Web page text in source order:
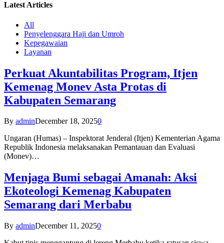
Latest Articles
All
Penyelenggara Haji dan Umroh
Kepegawaian
Layanan
Perkuat Akuntabilitas Program, Itjen
Kemenag Monev Asta Protas di
Kabupaten Semarang
By adminDecember 18, 20250
Ungaran (Humas) – Inspektorat Jenderal (Itjen) Kementerian Agama
Republik Indonesia melaksanakan Pemantauan dan Evaluasi
(Monev)…
Menjaga Bumi sebagai Amanah: Aksi
Ekoteologi Kemenag Kabupaten
Semarang dari Merbabu
By adminDecember 11, 20250